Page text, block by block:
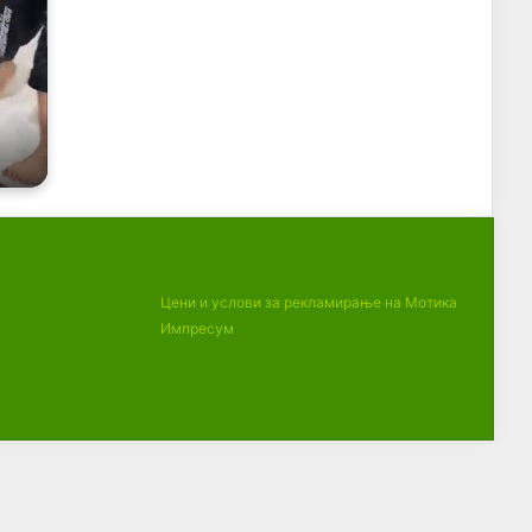
Цени и услови за рекламирање на Мотика
Импресум